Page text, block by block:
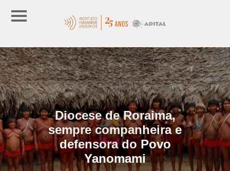
Diocese de Roraima,
sempre companheira e
defensora do Povo
Yanomami